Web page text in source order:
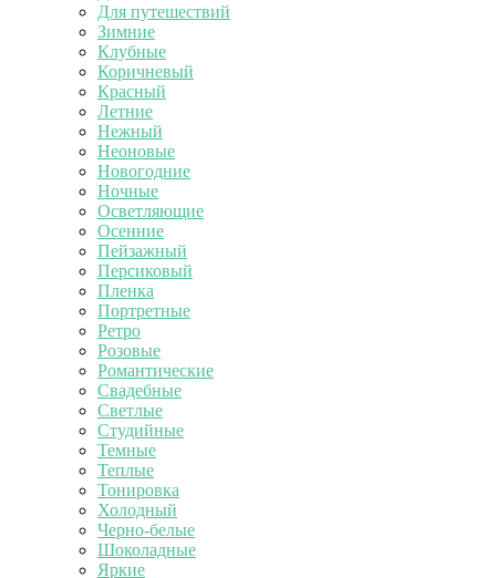
Для путешествий
Зимние
Клубные
Коричневый
Красный
Летние
Нежный
Неоновые
Новогодние
Ночные
Осветляющие
Осенние
Пейзажный
Персиковый
Пленка
Портретные
Ретро
Розовые
Романтические
Свадебные
Светлые
Студийные
Темные
Теплые
Тонировка
Холодный
Черно-белые
Шоколадные
Яркие